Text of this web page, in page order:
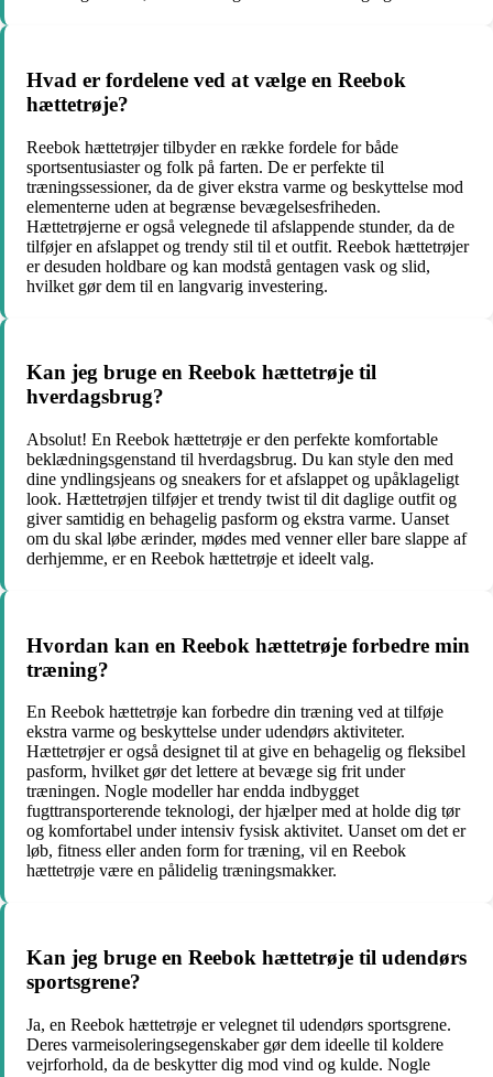
Hvad er fordelene ved at vælge en Reebok
hættetrøje?
Reebok hættetrøjer tilbyder en række fordele for både
sportsentusiaster og folk på farten. De er perfekte til
træningssessioner, da de giver ekstra varme og beskyttelse mod
elementerne uden at begrænse bevægelsesfriheden.
Hættetrøjerne er også velegnede til afslappende stunder, da de
tilføjer en afslappet og trendy stil til et outfit. Reebok hættetrøjer
er desuden holdbare og kan modstå gentagen vask og slid,
hvilket gør dem til en langvarig investering.
Kan jeg bruge en Reebok hættetrøje til
hverdagsbrug?
Absolut! En Reebok hættetrøje er den perfekte komfortable
beklædningsgenstand til hverdagsbrug. Du kan style den med
dine yndlingsjeans og sneakers for et afslappet og upåklageligt
look. Hættetrøjen tilføjer et trendy twist til dit daglige outfit og
giver samtidig en behagelig pasform og ekstra varme. Uanset
om du skal løbe ærinder, mødes med venner eller bare slappe af
derhjemme, er en Reebok hættetrøje et ideelt valg.
Hvordan kan en Reebok hættetrøje forbedre min
træning?
En Reebok hættetrøje kan forbedre din træning ved at tilføje
ekstra varme og beskyttelse under udendørs aktiviteter.
Hættetrøjer er også designet til at give en behagelig og fleksibel
pasform, hvilket gør det lettere at bevæge sig frit under
træningen. Nogle modeller har endda indbygget
fugttransporterende teknologi, der hjælper med at holde dig tør
og komfortabel under intensiv fysisk aktivitet. Uanset om det er
løb, fitness eller anden form for træning, vil en Reebok
hættetrøje være en pålidelig træningsmakker.
Kan jeg bruge en Reebok hættetrøje til udendørs
sportsgrene?
Ja, en Reebok hættetrøje er velegnet til udendørs sportsgrene.
Deres varmeisoleringsegenskaber gør dem ideelle til koldere
vejrforhold, da de beskytter dig mod vind og kulde. Nogle